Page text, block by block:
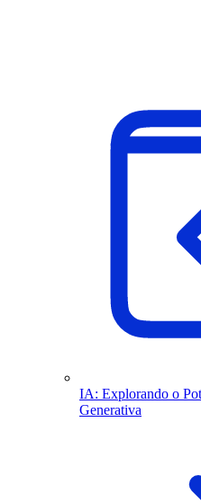
IA: Explorando o
Generativa